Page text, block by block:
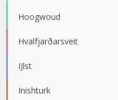
Hoogwoud
Hvalfjarðarsveit
IJlst
Inishturk